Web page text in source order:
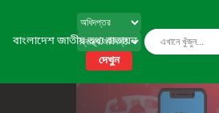
বাংলাদেশ জাতীয় তথ্য বাতায়ন
দেখুন